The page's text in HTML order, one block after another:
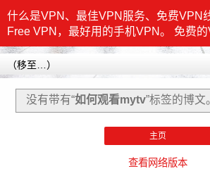
什么是VPN、最佳VPN服务、免费VPN
Free VPN，最好用的手机VPN。 免费
没有带有“如何观看mytv”标签的博文
主页
查看网络版本